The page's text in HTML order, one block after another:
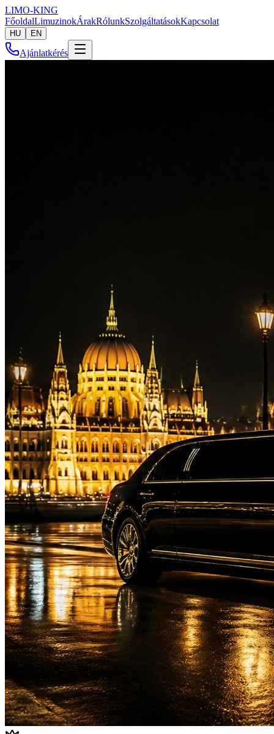
LIMO-KING
FőoldalLimuzinokÁrakRólunkSzolgáltatásokKapcsolat
HU EN
Ajánlatkérés